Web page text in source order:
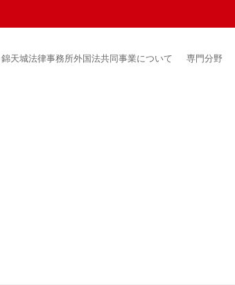
錦天城法律事務所外国法共同事業について 専門分野